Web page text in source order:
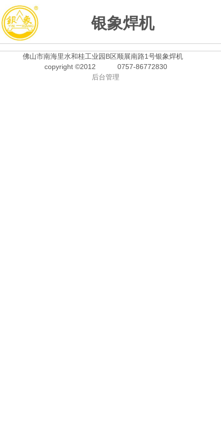
银象焊机
佛山市南海里水和桂工业园B区顺展南路1号银象焊机
copyright ©2012
0757-86772830
后台管理